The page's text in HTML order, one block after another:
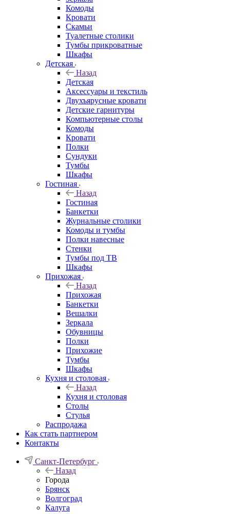
Комоды
Кровати
Скамьи
Туалетные столики
Тумбы прикроватные
Шкафы
Детская
Назад
Детская
Аксессуары и текстиль
Двухъярусные кровати
Детские гарнитуры
Компьютерные столы
Комоды
Кровати
Полки
Сундуки
Тумбы
Шкафы
Гостиная
Назад
Гостиная
Банкетки
Журнальные столики
Комоды и тумбы
Полки навесные
Стенки
Тумбы под ТВ
Шкафы
Прихожая
Назад
Прихожая
Банкетки
Вешалки
Зеркала
Обувницы
Полки
Прихожие
Тумбы
Шкафы
Кухня и столовая
Назад
Кухня и столовая
Столы
Стулья
Распродажа
Как стать партнером
Контакты
Санкт-Петербург
Назад
Города
Брянск
Волгоград
Калуга